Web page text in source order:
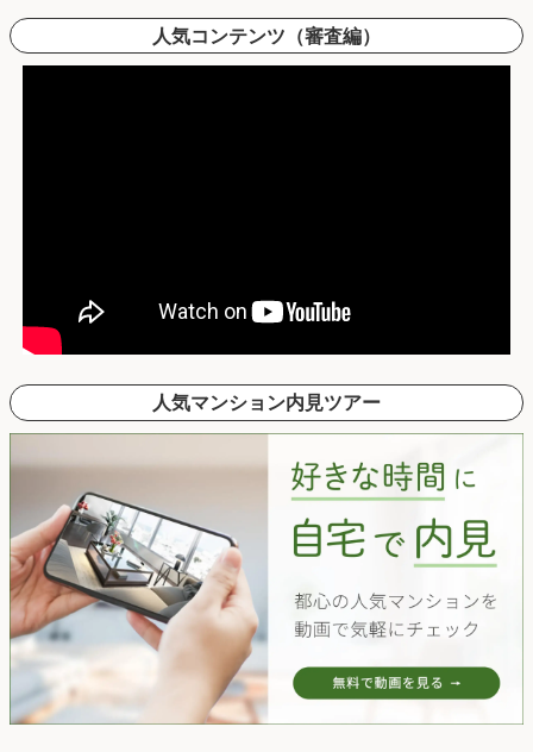
人気コンテンツ（審査編）
人気マンション内見ツアー